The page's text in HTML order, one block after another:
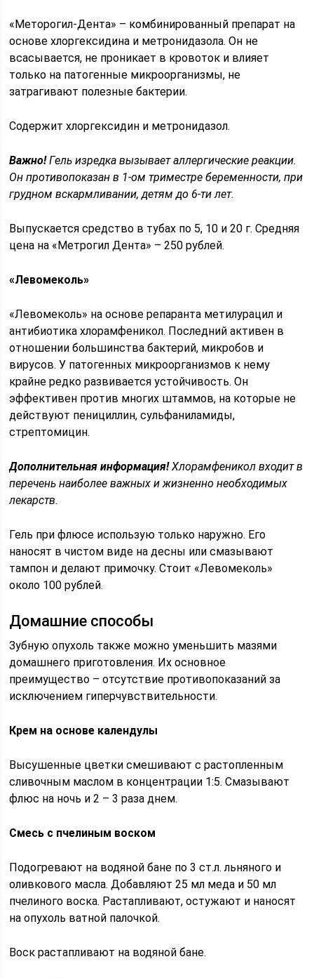
«Меторогил-Дента» – комбинированный препарат на
основе хлоргексидина и метронидазола. Он не
всасывается, не проникает в кровоток и влияет
только на патогенные микроорганизмы, не
затрагивают полезные бактерии.
Содержит хлоргексидин и метронидазол.
Важно!Гель изредка вызывает аллергические реакции.
Он противопоказан в 1-ом триместре беременности, при
грудном вскармливании, детям до 6-ти лет.
Выпускается средство в тубах по 5, 10 и 20 г. Средняя
цена на «Метрогил Дента» – 250 рублей.
«Левомеколь»
«Левомеколь» на основе репаранта метилурацил и
антибиотика хлорамфеникол. Последний активен в
отношении большинства бактерий, микробов и
вирусов. У патогенных микроорганизмов к нему
крайне редко развивается устойчивость. Он
эффективен против многих штаммов, на которые не
действуют пенициллин, сульфаниламиды,
стрептомицин.
Дополнительная информация!Хлорамфеникол входит в
перечень наиболее важных и жизненно необходимых
лекарств.
Гель при флюсе использую только наружно. Его
наносят в чистом виде на десны или смазывают
тампон и делают примочку. Стоит «Левомеколь»
около 100 рублей.
Домашние способы
Зубную опухоль также можно уменьшить мазями
домашнего приготовления. Их основное
преимущество – отсутствие противопоказаний за
исключением гиперчувствительности.
Крем на основе календулы
Высушенные цветки смешивают с растопленным
сливочным маслом в концентрации 1:5. Смазывают
флюс на ночь и 2 – 3 раза днем.
Смесь с пчелиным воском
Подогревают на водяной бане по 3 ст.л. льняного и
оливкового масла. Добавляют 25 мл меда и 50 мл
пчелиного воска. Растапливают, остужают и наносят
на опухоль ватной палочкой.
Воск растапливают на водяной бане.